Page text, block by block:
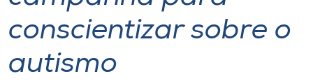
Portal de Ensino
conscientizar sobre o
autismo